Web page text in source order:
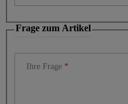
Frage zum Artikel
Ihre Frage